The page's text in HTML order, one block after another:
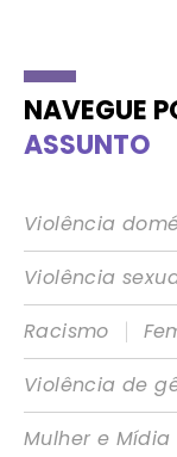
NAVEGUE
ASSUNTO
Violência
Violência
Racismo
|
Violência de
Mulher e Mídia